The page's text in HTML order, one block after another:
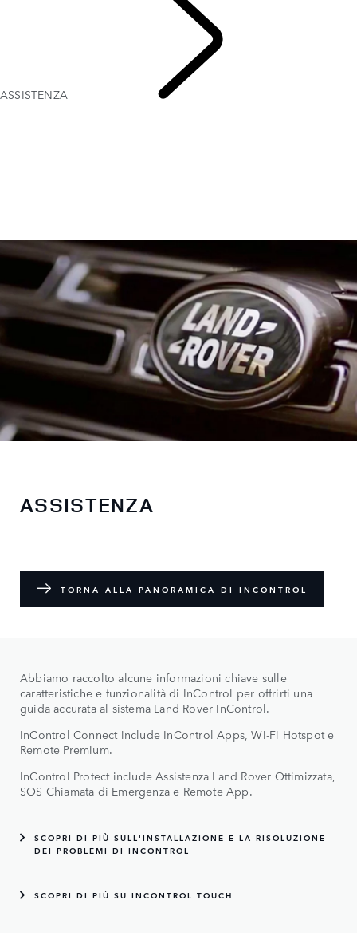
ASSISTENZA
ASSISTENZA
TORNA ALLA PANORAMICA DI INCONTROL
Abbiamo raccolto alcune informazioni chiave sulle
caratteristiche e funzionalità di InControl per offrirti una
guida accurata al sistema Land Rover InControl.
InControl Connect include InControl Apps, Wi-Fi Hotspot e
Remote Premium.
InControl Protect include Assistenza Land Rover Ottimizzata,
SOS Chiamata di Emergenza e Remote App.
SCOPRI DI PIÙ SULL'INSTALLAZIONE E LA RISOLUZIONE
DEI PROBLEMI DI INCONTROL
SCOPRI DI PIÙ SU INCONTROL TOUCH